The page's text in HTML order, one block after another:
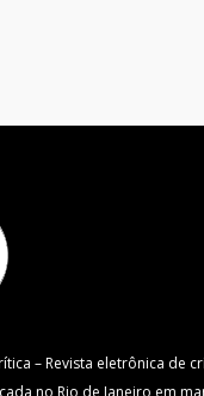
– Revista eletrônica de
no Rio de Janeiro em